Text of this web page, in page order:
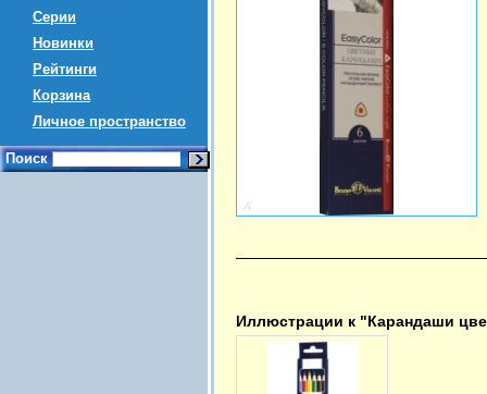
Серии
Новинки
Рейтинги
Корзина
Личное пространство
Поиск
Иллюстрации к "Карандаши